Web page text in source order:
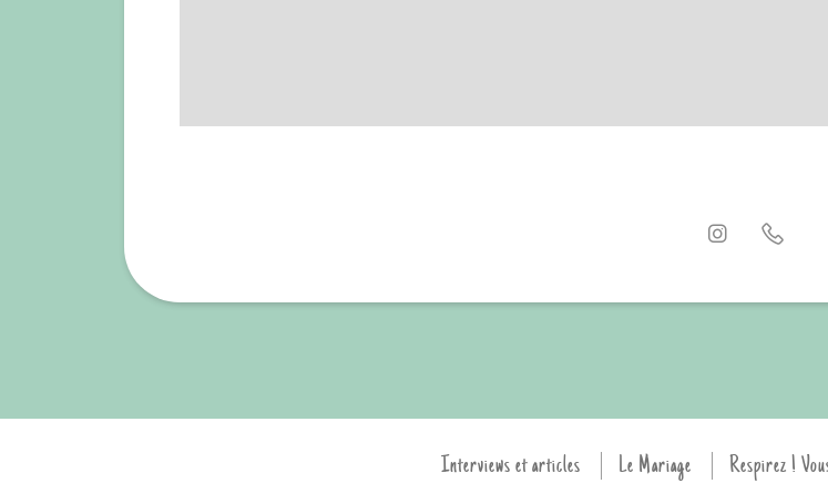
Interviews et articles Le Mariage Respirez !